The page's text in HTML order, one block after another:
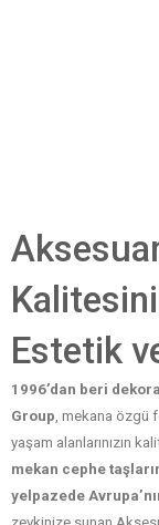
Estetik
1996’dan beri
Group, mekana özgü
yaşam alanlarınızın
mekan cephe
yelpazede